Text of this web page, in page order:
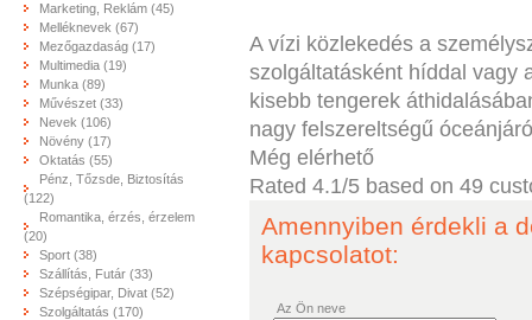
Marketing, Reklám (45)
Melléknevek (67)
Mezőgazdaság (17)
Multimedia (19)
Munka (89)
Művészet (33)
Nevek (106)
Növény (17)
Oktatás (55)
Pénz, Tőzsde, Biztosítás
(122)
Romantika, érzés, érzelem
(20)
Sport (38)
Szállítás, Futár (33)
Szépségipar, Divat (52)
Szolgáltatás (170)
A vízi közlekedés a
szolgáltatásként híddal vagy
kisebb tengerek
nagy felszereltségű
Még elérhető
Rated 4.1/5 based on 49
Amennyiben érdekli a
kapcsolatot:
Az Ön neve